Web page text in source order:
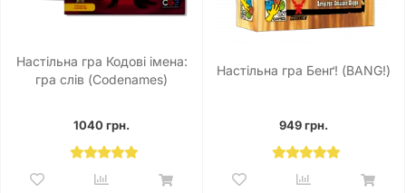
Настільна гра Кодові імена:
гра слів (Codenames)
1040 грн.
Настільна гра Бенґ! (BANG!)
949 грн.